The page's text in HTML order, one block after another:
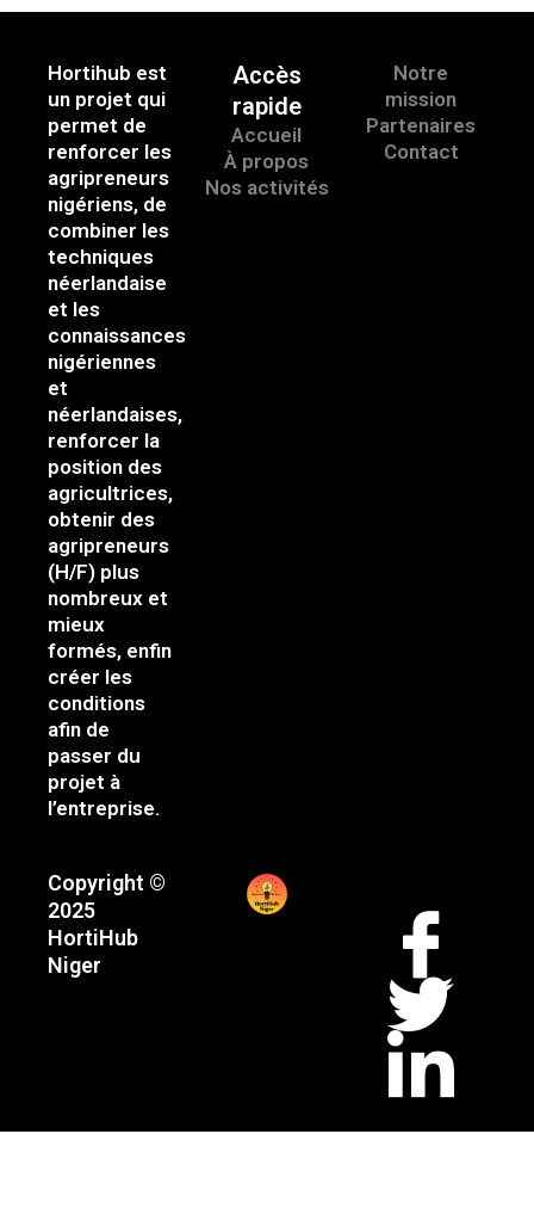
Hortihub est
un projet qui
permet de
renforcer les
agripreneurs
nigériens, de
combiner les
techniques
néerlandaise
et les
connaissances
nigériennes
et
néerlandaises,
renforcer la
position des
agricultrices,
obtenir des
agripreneurs
(H/F) plus
nombreux et
mieux
formés, enfin
créer les
conditions
afin de
passer du
projet à
l’entreprise.
Accès
rapide
Accueil
À propos
Nos activités
Notre
mission
Partenaires
Contact
Copyright ©
2025
HortiHub
Niger